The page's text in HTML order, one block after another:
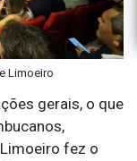
Limoeiro
gerais, o que
fez o